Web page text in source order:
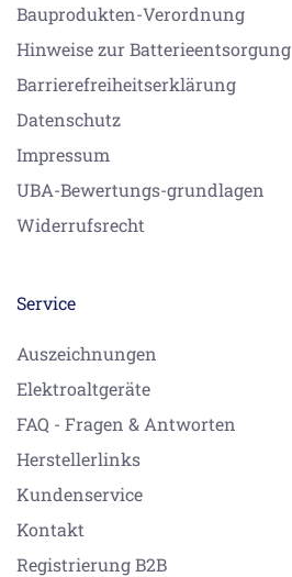
Bauprodukten-Verordnung
Hinweise zur Batterieentsorgung
Barrierefreiheitserklärung
Datenschutz
Impressum
UBA-Bewertungs-grundlagen
Widerrufsrecht
Service
Auszeichnungen
Elektroaltgeräte
FAQ - Fragen & Antworten
Herstellerlinks
Kundenservice
Kontakt
Registrierung B2B